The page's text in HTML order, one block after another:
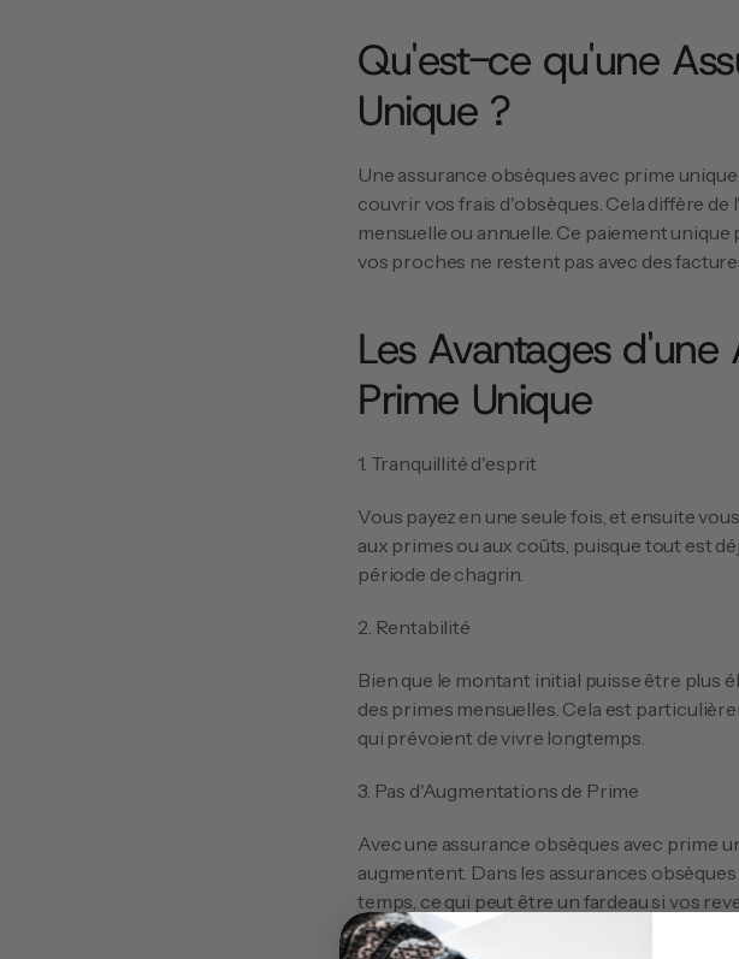
Qu'est-ce qu'une
Unique ?
Une assurance obsèques avec prime
couvrir vos frais d'obsèques. Cela diffère
mensuelle ou annuelle. Ce paiement
vos proches ne restent pas avec des
Les Avantages
Prime Unique
1. Tranquillité d'esprit
Vous payez en une seule fois, et ensuite
aux primes ou aux coûts, puisque tout est
période de chagrin.
2. Rentabilité
Bien que le montant initial puisse être plus
des primes mensuelles. Cela est
qui prévoient de vivre longtemps.
3. Pas d'Augmentations de Prime
Avec une assurance obsèques avec prime
augmentent. Dans les assurances
temps, ce qui peut être un fardeau si vos